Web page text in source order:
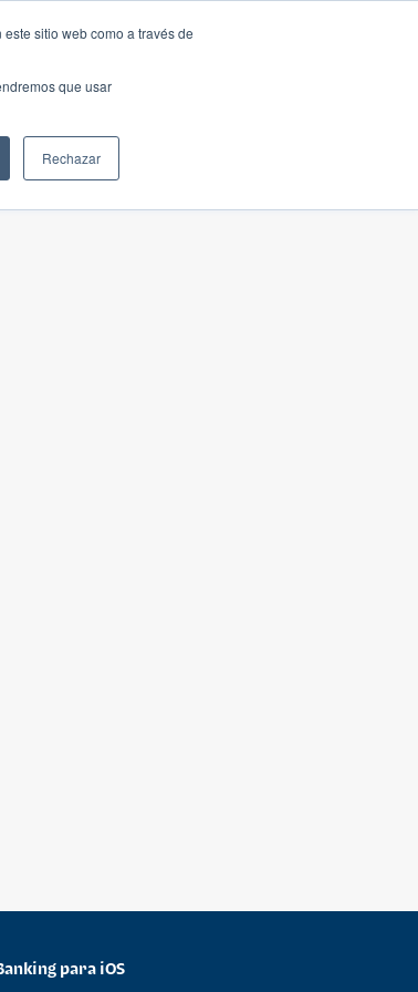
sitio web como a través de
que usar
Rechazar
para iOS